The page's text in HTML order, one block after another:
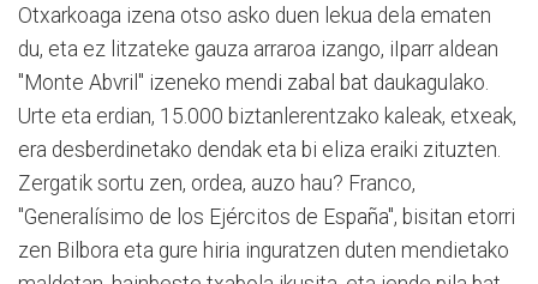
Otxarkoaga izena otso asko duen lekua dela ematen
du, eta ez litzateke gauza arraroa izango, iIparr aldean
"Monte Abvril" izeneko mendi zabal bat daukagulako.
Urte eta erdian, 15.000 biztanlerentzako kaleak, etxeak,
era desberdinetako dendak eta bi eliza eraiki zituzten.
Zergatik sortu zen, ordea, auzo hau? Franco,
"Generalísimo de los Ejércitos de España", bisitan etorri
zen Bilbora eta gure hiria inguratzen duten mendietako